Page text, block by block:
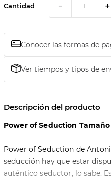
Cantidad ＋
－
Conocer las formas de
Ver tiempos y tipos de
Descripción del producto
Power of Seduction Tamaño
Power of Seduction de
seducción hay que estar
auténtico seductor, lo sabe.